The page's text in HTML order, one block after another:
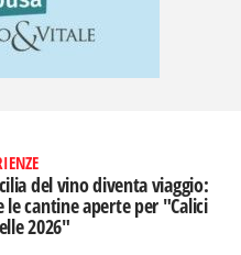
del vino diventa viaggio:
cantine aperte per "Calici
2026"